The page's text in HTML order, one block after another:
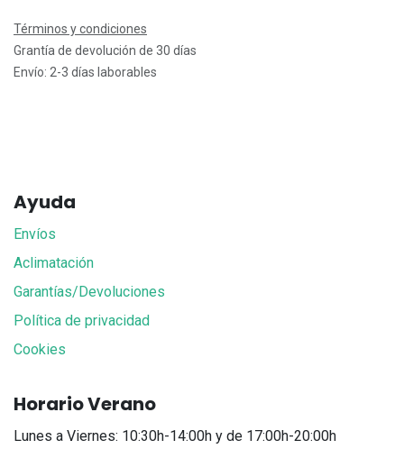
Términos y condiciones
Grantía de devolución de 30 días
Envío: 2-3 días laborables
Ayuda
Envíos
Aclimatación
Garantías/Devoluciones
Política de privacidad
Cookies
Horario Verano
Lunes a Viernes: 10:30h-14:00h y de 17:00h-20:00h